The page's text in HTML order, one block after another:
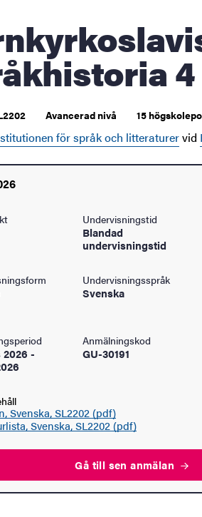
4
Avancerad nivå 15
för språk och litteraturervid
Undervisningstid
Blandad
undervisningstid
Undervisningsspråk
Svenska
2026 -
Anmälningskod
GU-30191
Svenska, SL2202 (pdf)
Svenska, SL2202 (pdf)
Gå till senanmälan